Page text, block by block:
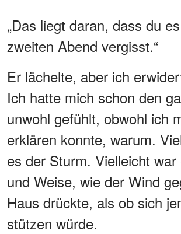
„Das liegt daran, dass du
zweiten Abend vergisst.“
Er lächelte, aber ich
Ich hatte mich schon den
unwohl gefühlt, obwohl ich
erklären konnte, warum.
es der Sturm. Vielleicht
und Weise, wie der Wind
Haus drückte, als ob sich
stützen würde.